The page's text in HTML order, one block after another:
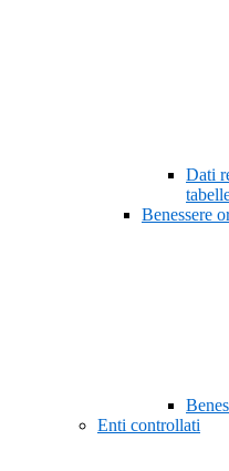
Dati
Benessere
Enti controllati